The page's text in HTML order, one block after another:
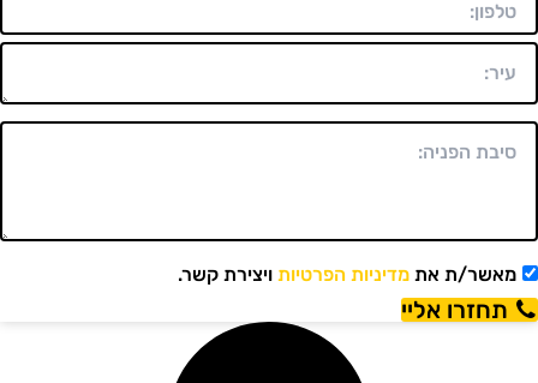
מאשר/ת אתמדיניות הפרטיותויצירת קשר.
תחזרו אליי